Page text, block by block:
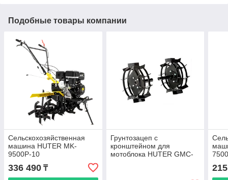
Подобные товары компании
Сельскохозяйственная
машина HUTER MK-
9500P-10
336 490 ₸
Грунтозацеп с
кронштейном для
мотоблока HUTER GMC-